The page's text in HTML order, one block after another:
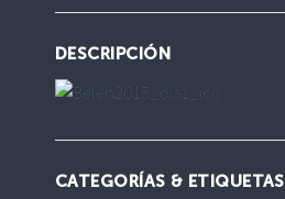
DESCRIPCIÓN
CATEGORÍAS & ETIQUETAS